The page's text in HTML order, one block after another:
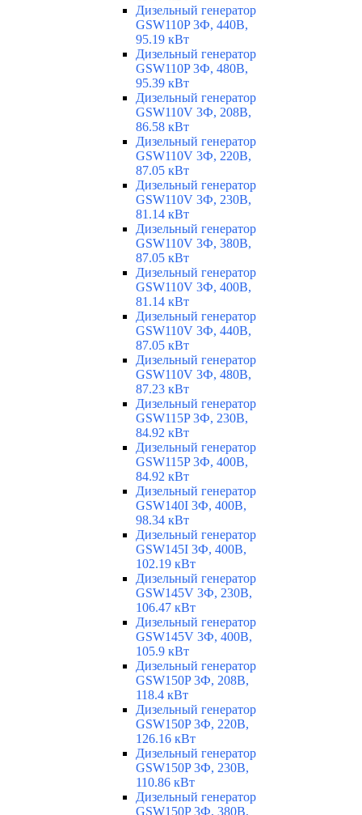
Дизельный генератор
GSW110P 3Ф, 440В,
95.19 кВт
Дизельный генератор
GSW110P 3Ф, 480В,
95.39 кВт
Дизельный генератор
GSW110V 3Ф, 208В,
86.58 кВт
Дизельный генератор
GSW110V 3Ф, 220В,
87.05 кВт
Дизельный генератор
GSW110V 3Ф, 230В,
81.14 кВт
Дизельный генератор
GSW110V 3Ф, 380В,
87.05 кВт
Дизельный генератор
GSW110V 3Ф, 400В,
81.14 кВт
Дизельный генератор
GSW110V 3Ф, 440В,
87.05 кВт
Дизельный генератор
GSW110V 3Ф, 480В,
87.23 кВт
Дизельный генератор
GSW115P 3Ф, 230В,
84.92 кВт
Дизельный генератор
GSW115P 3Ф, 400В,
84.92 кВт
Дизельный генератор
GSW140I 3Ф, 400В,
98.34 кВт
Дизельный генератор
GSW145I 3Ф, 400В,
102.19 кВт
Дизельный генератор
GSW145V 3Ф, 230В,
106.47 кВт
Дизельный генератор
GSW145V 3Ф, 400В,
105.9 кВт
Дизельный генератор
GSW150P 3Ф, 208В,
118.4 кВт
Дизельный генератор
GSW150P 3Ф, 220В,
126.16 кВт
Дизельный генератор
GSW150P 3Ф, 230В,
110.86 кВт
Дизельный генератор
GSW150P 3Ф, 380В,